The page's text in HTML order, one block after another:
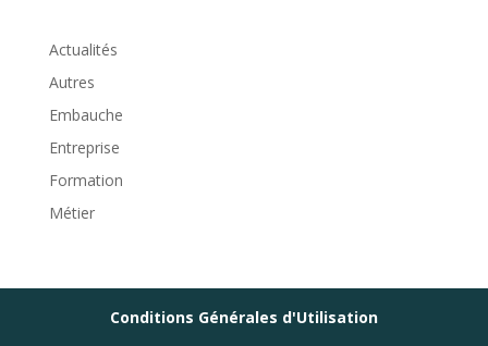
Actualités
Autres
Embauche
Entreprise
Formation
Métier
Conditions Générales d'Utilisation